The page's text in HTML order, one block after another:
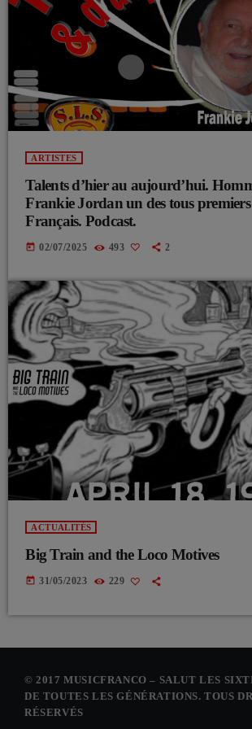
ARTISTES
Talents d’hier au aujourd’hui.
Frankie Jordan un des tous
Français. Podcast.
today 02/07/2025 493 2
ACTUALITÉS
Big Train and the Loco Motives
today 31/05/2023 229
© 2017 MUSICFRANCO – SALUT LES
DE TOUTES LES GÉNÉRATIONS. TOUS
RÉSERVÉS